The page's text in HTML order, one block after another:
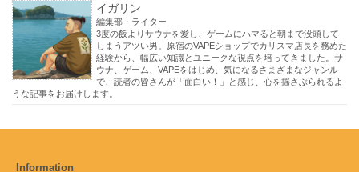
イガリン
編集部・ライター
3度の飯よりサウナを愛し、ゲームにハマると朝まで没頭して
しまうアツい男。原宿のVAPEショップでカリスマ店長を務めた
経験から、幅広い知識とユニークな視点を培ってきました。サ
ウナ、ゲーム、VAPEをはじめ、気になるさまざまなジャンル
で、読者の皆さんが「面白い！」と感じ、心を揺さぶられるよ
うな記事をお届けします。
Information